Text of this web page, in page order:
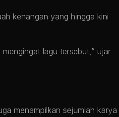
kenangan yang hingga kini
lagu tersebut,” ujar
menampilkan sejumlah karya